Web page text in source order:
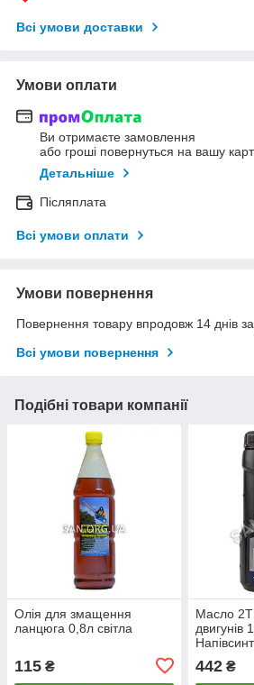
Всі умови доставки
Умови оплати
Ви отримаєте замовлення
або гроші повернуться на вашу
Детальніше
Післяплата
Всі умови оплати
Умови повернення
Повернення товару впродовж 14 днів
Всі умови повернення
Подібні товари компанії
Олія для змащення
ланцюга 0,8л світла
115 ₴
Масло 2Т
двигунів
442₴